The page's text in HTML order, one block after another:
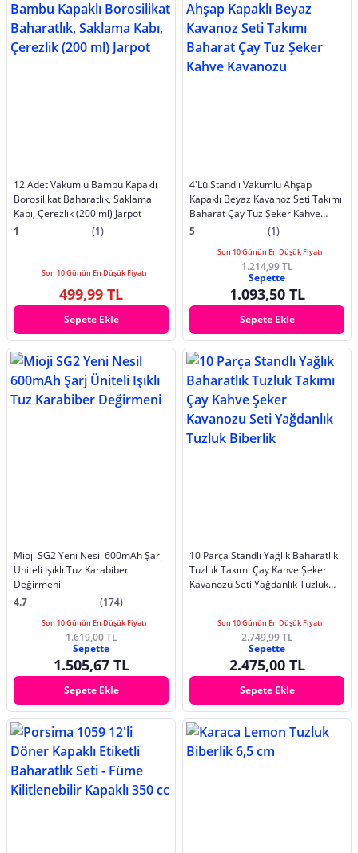
12 Adet Vakumlu Bambu Kapaklı
Borosilikat Baharatlık, Saklama
Kabı, Çerezlik (200 ml) Jarpot
1
(1)
Son 10 Günün En Düşük Fiyatı
499,99 TL
Sepete Ekle
4'Lü Standlı Vakumlu Ahşap
Kapaklı Beyaz Kavanoz Seti Takımı
Baharat Çay Tuz Şeker Kahve
Kavanozu
5 (1)
Son 10 Günün En Düşük Fiyatı
1.214,99 TL
Sepette
1.093,50 TL
Sepete Ekle
Mioji SG2 Yeni Nesil 600mAh Şarj
Üniteli Işıklı Tuz Karabiber
Değirmeni
4.7
(174)
Son 10 Günün En Düşük Fiyatı
1.619,00 TL
Sepette
1.505,67 TL
Sepete Ekle
10 Parça Standlı Yağlık Baharatlık
Tuzluk Takımı Çay Kahve Şeker
Kavanozu Seti Yağdanlık Tuzluk
Son 10 Günün En Düşük Fiyatı
2.749,99 TL
Sepette
2.475,00 TL
Sepete Ekle